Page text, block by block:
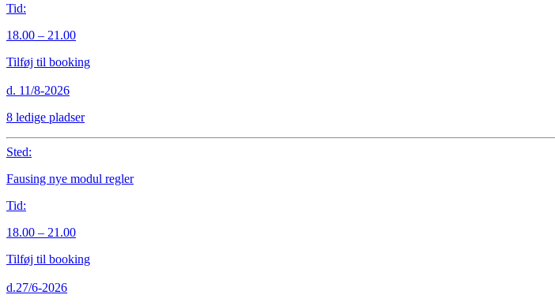
Tid:
18.00 – 21.00
Tilføj til booking
d. 11/8-2026
8 ledige pladser
Sted:
Fausing nye modul regler
Tid:
18.00 – 21.00
Tilføj til booking
d.27/6-2026